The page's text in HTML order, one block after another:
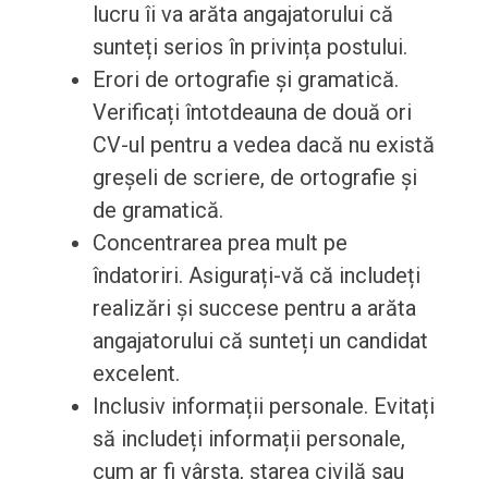
lucru îi va arăta angajatorului că
sunteți serios în privința postului.
Erori de ortografie și gramatică.
Verificați întotdeauna de două ori
CV-ul pentru a vedea dacă nu există
greșeli de scriere, de ortografie și
de gramatică.
Concentrarea prea mult pe
îndatoriri. Asigurați-vă că includeți
realizări și succese pentru a arăta
angajatorului că sunteți un candidat
excelent.
Inclusiv informații personale. Evitați
să includeți informații personale,
cum ar fi vârsta, starea civilă sau